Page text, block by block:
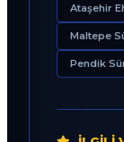
Ataşehir
Maltepe
Pendik